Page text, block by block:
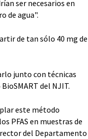
ser necesarios en
de agua".
de tan sólo 40 mg de
junto con técnicas
del NJIT.
este método
PFAS en muestras de
del Departamento